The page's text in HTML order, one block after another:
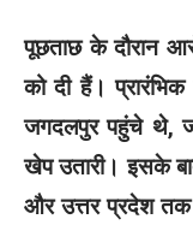
पूछताछ के दौरान
को दी हैं।
जगदलपुर पहुंचे थे,
खेप उतारी। इसके
और उत्तर प्रदेश तक